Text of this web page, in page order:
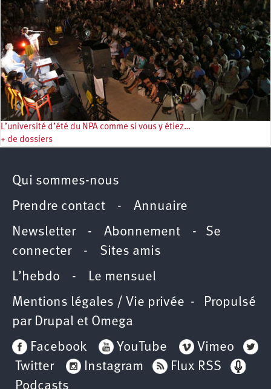
L’université d’été du NPA comme si vous y étiez…
+ de dossiers
Qui sommes-nous
Prendre contact - Annuaire
Newsletter - Abonnement - Se
connecter- Sites amis
L’hebdo - Le mensuel
Mentions légales / Vie privée - Propulsé
par Drupal et Omega
Facebook
YouTube
Vimeo
Twitter
Instagram
Flux RSS
Podcasts